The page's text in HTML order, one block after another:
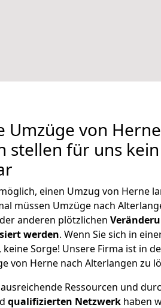
Umzüge von
stellen für uns kein
einen Umzug von Herne
müssen Umzüge nach
anderen plötzlichen
werden. Wenn Sie sich in
Sorge! Unsere Firma ist in
von Herne nach Alterlangen zu
Ressourcen und
qualifizierten Netzwerk haben